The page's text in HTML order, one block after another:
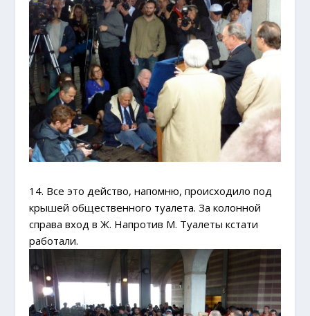
14. Все это действо, напомню, происходило под
крышей общественного туалета. За колонной
справа вход в Ж. Напротив М. Туалеты кстати
работали.